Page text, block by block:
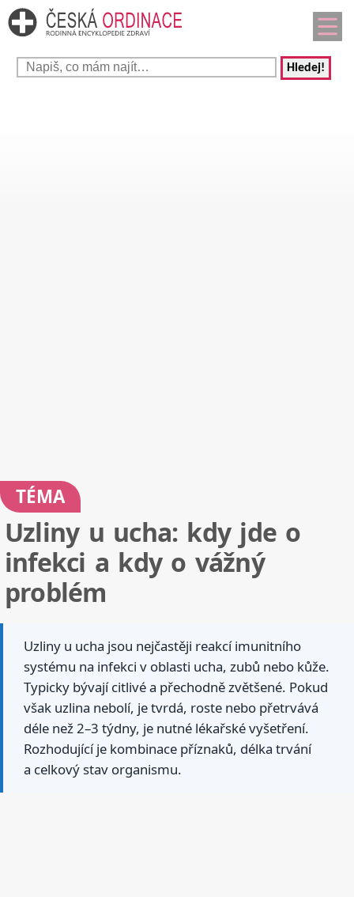
Hledej!
TÉMA
Uzliny u ucha: kdy jde o
infekci a kdy o vážný
problém
Uzliny u ucha jsou nejčastěji reakcí imunitního
systému na infekci v oblasti ucha, zubů nebo kůže.
Typicky bývají citlivé a přechodně zvětšené. Pokud
však uzlina nebolí, je tvrdá, roste nebo přetrvává
déle než 2–3 týdny, je nutné lékařské vyšetření.
Rozhodující je kombinace příznaků, délka trvání
a celkový stav organismu.